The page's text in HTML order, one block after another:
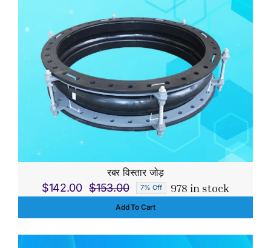
रबर विस्तार जोड़
$153.00
Original
price
$142.00
Current
price
7% Off 978 in stock
Add To Cart